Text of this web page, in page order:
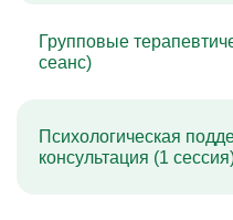
Групповые
сеанс)
Психологическая
консультация (1